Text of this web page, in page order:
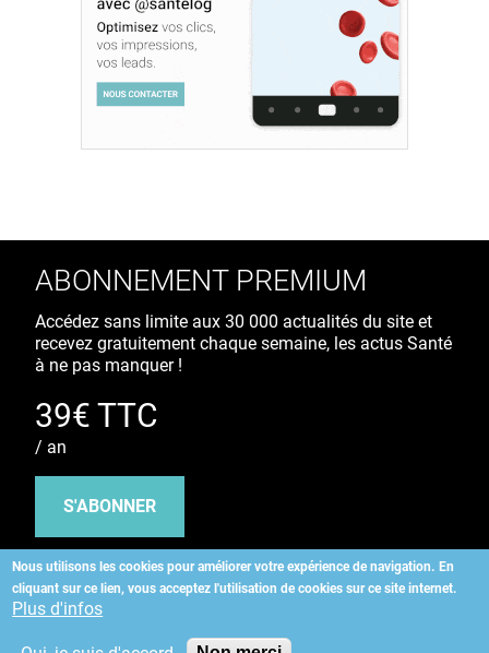
Nous utilisons les cookies pour améliorer votre expérience de navigation. En
cliquant sur ce lien, vous acceptez l'utilisation de cookies sur ce site internet.
Plus d'infos
ABONNEMENT PREMIUM
Accédez sans limite aux 30 000 actualités du site et
recevez gratuitement chaque semaine, les actus Santé
à ne pas manquer !
39€ TTC
/ an
S'ABONNER
Copyright©2026 ALLIEDHEALTH